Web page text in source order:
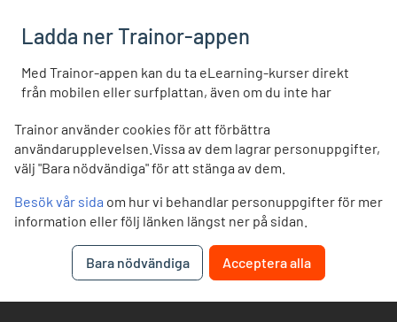
Ladda ner Trainor-appen
Med Trainor-appen kan du ta eLearning-kurser direkt
från mobilen eller surfplattan, även om du inte har
användarnamn och lösenord som du vanligtvis använder
på trainor.no.
LADDA NER
App Store
LADDA NER
Google Play
Trainor använder cookies för att förbättra
användarupplevelsen.Vissa av dem lagrar personuppgifter,
välj "Bara nödvändiga" för att stänga av dem.
Besök vår sida om hur vi behandlar personuppgifter för mer
information eller följ länken längst ner på sidan.
Bara nödvändiga Acceptera alla